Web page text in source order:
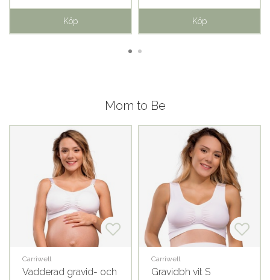
Köp Köp
Mom to Be
Carriwell
Vadderad gravid- och
Carriwell
Gravidbh vit S